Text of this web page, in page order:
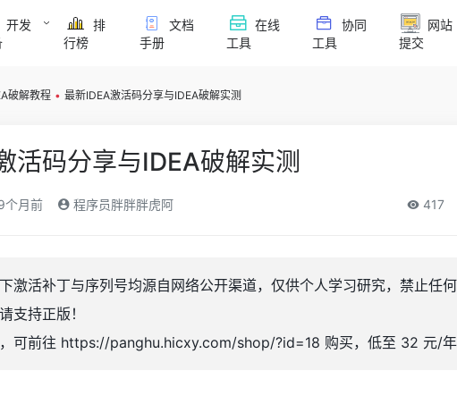
开发
排
行榜
文档
手册
在线
工具
协同
工具
网站
提交
破解教程 • 最新IDEA激活码分享与IDEA破解实测
活码分享与IDEA破解实测
个月前 程序员胖胖胖虎阿 417
激活补丁与序列号均源自网络公开渠道，仅供个人学习研究，禁止任
支持正版！
可前往 https://panghu.hicxy.com/shop/?id=18 购买，低至 32 元/